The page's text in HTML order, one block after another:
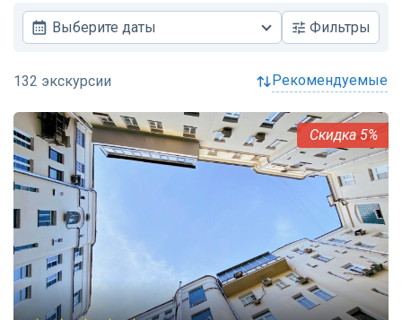
Выберите даты Фильтры
рекомендуемые
5%